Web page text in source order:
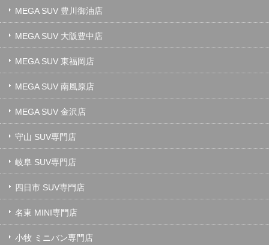
MEGA SUV 豊川御油店
MEGA SUV 大阪豊中店
MEGA SUV 東福岡店
MEGA SUV 南風原店
MEGA SUV 金沢店
守山 SUV専門店
岐阜 SUV専門店
四日市 SUV専門店
名東 MINI専門店
小牧 ミニバン専門店